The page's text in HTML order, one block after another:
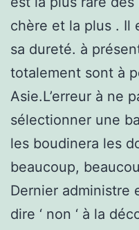
chère et la plus . Il
sa dureté. à
totalement sont à
Asie.L’erreur à ne
sélectionner une
les boudinera les
beaucoup,
Dernier administre
dire ‘ non ‘ à la